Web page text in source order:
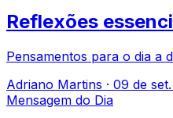
Reflexões
Pensamentos para o dia a
Adriano Martins · 09 de
Mensagem do Dia